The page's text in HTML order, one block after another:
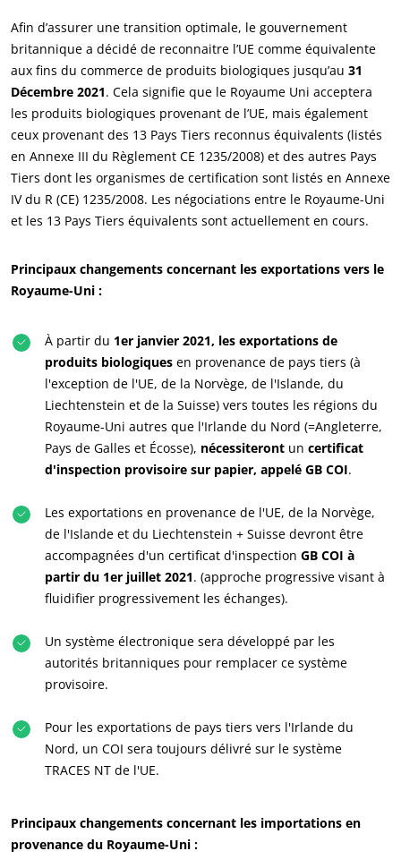
Qui sommes nous ?
Carrières
NOS ENGAGEMENTS RSE
Agir via nos prestations
Afin d’assurer une transition optimale, le gouvernement
britannique a décidé de reconnaitre l’UE comme équivalente
aux fins du commerce de produits biologiques jusqu’au 31
Décembre 2021. Cela signifie que le Royaume Uni acceptera
les produits biologiques provenant de l’UE, mais également
ceux provenant des 13 Pays Tiers reconnus équivalents (listés
en Annexe III du Règlement CE 1235/2008) et des autres Pays
Tiers dont les organismes de certification sont listés en Annexe
IV du R (CE) 1235/2008. Les négociations entre le Royaume-Uni
et les 13 Pays Tiers équivalents sont actuellement en cours.
Principaux changements concernant les exportations vers le
Royaume-Uni :
À partir du 1er janvier 2021, les exportations de
produits biologiques en provenance de pays tiers (à
l'exception de l'UE, de la Norvège, de l'Islande, du
Liechtenstein et de la Suisse) vers toutes les régions du
Royaume-Uni autres que l'Irlande du Nord (=Angleterre,
Pays de Galles et Écosse), nécessiteront un certificat
d'inspection provisoire sur papier, appelé GB COI.
Les exportations en provenance de l'UE, de la Norvège,
de l'Islande et du Liechtenstein + Suisse devront être
accompagnées d'un certificat d'inspection GB COI à
partir du 1er juillet 2021. (approche progressive visant à
fluidifier progressivement les échanges).
Un système électronique sera développé par les
autorités britanniques pour remplacer ce système
provisoire.
Pour les exportations de pays tiers vers l'Irlande du
Nord, un COI sera toujours délivré sur le système
TRACES NT de l'UE.
Principaux changements concernant les importations en
provenance du Royaume-Uni :